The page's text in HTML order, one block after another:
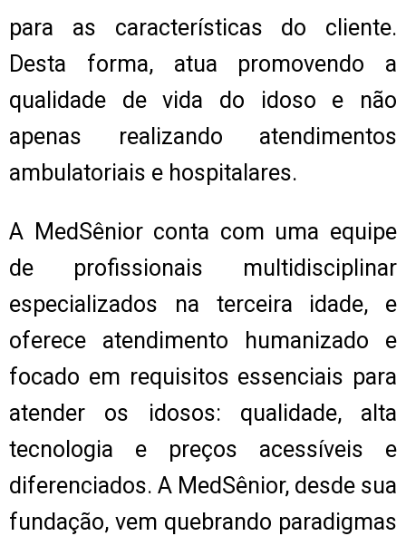
para as características do cliente.
Desta forma, atua promovendo a
qualidade de vida do idoso e não
apenas realizando atendimentos
ambulatoriais e hospitalares.
A MedSênior conta com uma equipe
de profissionais multidisciplinar
especializados na terceira idade, e
oferece atendimento humanizado e
focado em requisitos essenciais para
atender os idosos: qualidade, alta
tecnologia e preços acessíveis e
diferenciados. A MedSênior, desde sua
fundação, vem quebrando paradigmas